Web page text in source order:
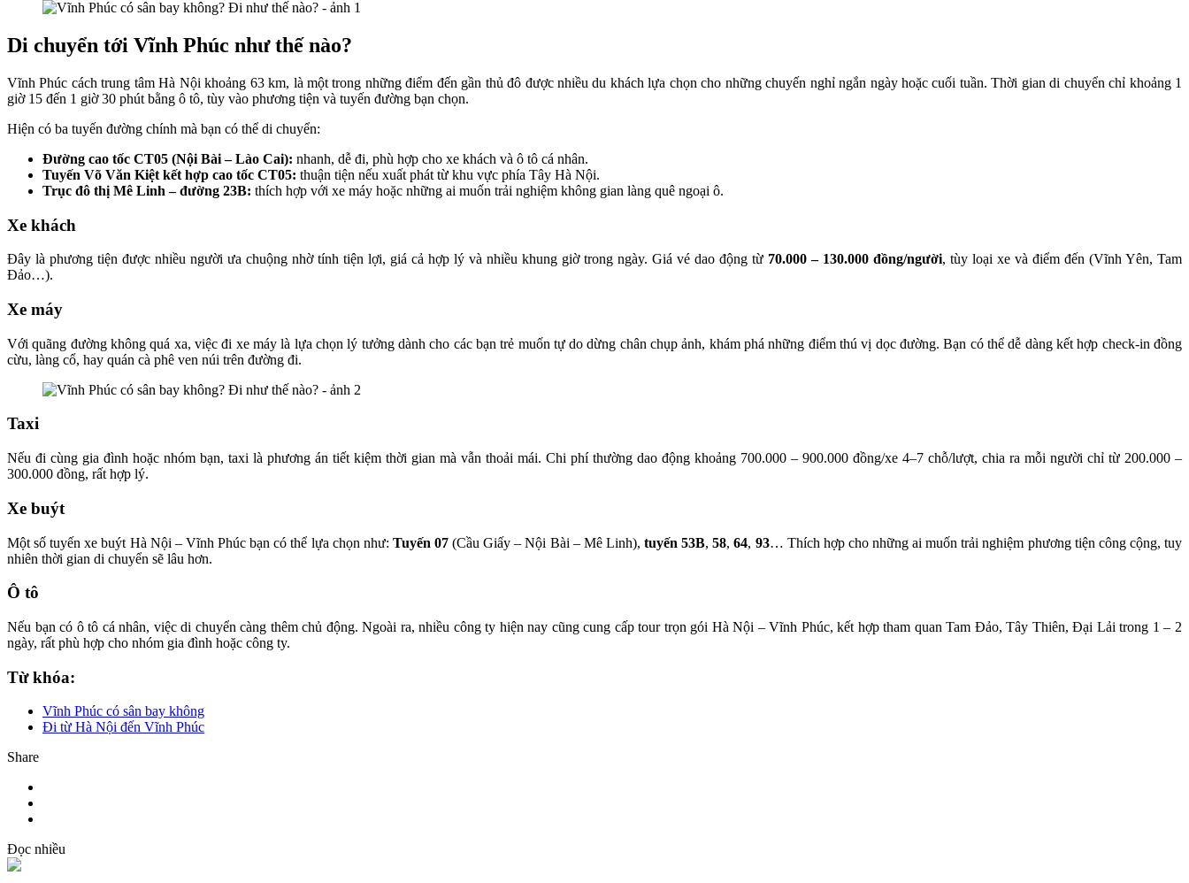
Di chuyển tới Vĩnh Phúc như thế nào?
Vĩnh Phúc cách trung tâm Hà Nội khoảng 63 km, là một trong những điểm đến gần thủ đô được nhiều du khách lựa chọn cho những chuyến nghỉ ngắn ngày hoặc cuối tuần. Thời gian di chuyển chỉ khoảng 1
giờ 15 đến 1 giờ 30 phút bằng ô tô, tùy vào phương tiện và tuyến đường bạn chọn.
Hiện có ba tuyến đường chính mà bạn có thể di chuyển:
Đường cao tốc CT05 (Nội Bài – Lào Cai): nhanh, dễ đi, phù hợp cho xe khách và ô tô cá nhân.
Tuyến Võ Văn Kiệt kết hợp cao tốc CT05: thuận tiện nếu xuất phát từ khu vực phía Tây Hà Nội.
Trục đô thị Mê Linh – đường 23B: thích hợp với xe máy hoặc những ai muốn trải nghiệm không gian làng quê ngoại ô.
Xe khách
Đây là phương tiện được nhiều người ưa chuộng nhờ tính tiện lợi, giá cả hợp lý và nhiều khung giờ trong ngày. Giá vé dao động từ 70.000 – 130.000 đồng/người, tùy loại xe và điểm đến (Vĩnh Yên, Tam
Đảo…).
Xe máy
Với quãng đường không quá xa, việc đi xe máy là lựa chọn lý tưởng dành cho các bạn trẻ muốn tự do dừng chân chụp ảnh, khám phá những điểm thú vị dọc đường. Bạn có thể dễ dàng kết hợp check-in đồng
cừu, làng cổ, hay quán cà phê ven núi trên đường đi.
Taxi
Nếu đi cùng gia đình hoặc nhóm bạn, taxi là phương án tiết kiệm thời gian mà vẫn thoải mái. Chi phí thường dao động khoảng 700.000 – 900.000 đồng/xe 4–7 chỗ/lượt, chia ra mỗi người chỉ từ 200.000 –
300.000 đồng, rất hợp lý.
Xe buýt
Một số tuyến xe buýt Hà Nội – Vĩnh Phúc bạn có thể lựa chọn như: Tuyến 07 (Cầu Giấy – Nội Bài – Mê Linh),tuyến 53B,58,64, 93… Thích hợp cho những ai muốn trải nghiệm phương tiện công cộng, tuy
nhiên thời gian di chuyển sẽ lâu hơn.
Ô tô
Nếu bạn có ô tô cá nhân, việc di chuyển càng thêm chủ động. Ngoài ra, nhiều công ty hiện nay cũng cung cấp tour trọn gói Hà Nội – Vĩnh Phúc, kết hợp tham quan Tam Đảo, Tây Thiên, Đại Lải trong 1 – 2
ngày, rất phù hợp cho nhóm gia đình hoặc công ty.
Từ khóa:
Vĩnh Phúc có sân bay không
Đi từ Hà Nội đến Vĩnh Phúc
Share
Đọc nhiều